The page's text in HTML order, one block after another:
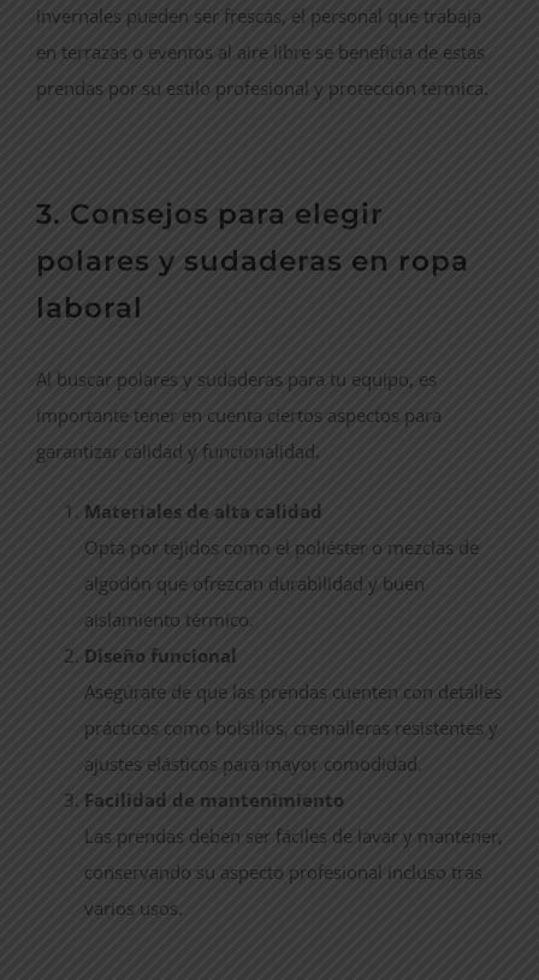
invernales pueden ser frescas, el personal que trabaja
en terrazas o eventos al aire libre se beneficia de estas
prendas por su estilo profesional y protección térmica.
3. Consejos para elegir
polares y sudaderas en ropa
laboral
Al buscar polares y sudaderas para tu equipo, es
importante tener en cuenta ciertos aspectos para
garantizar calidad y funcionalidad.
Materiales de alta calidad
Opta por tejidos como el poliéster o mezclas de
algodón que ofrezcan durabilidad y buen
aislamiento térmico.
Diseño funcional
Asegúrate de que las prendas cuenten con detalles
prácticos como bolsillos, cremalleras resistentes y
ajustes elásticos para mayor comodidad.
Facilidad de mantenimiento
Las prendas deben ser fáciles de lavar y mantener,
conservando su aspecto profesional incluso tras
varios usos.